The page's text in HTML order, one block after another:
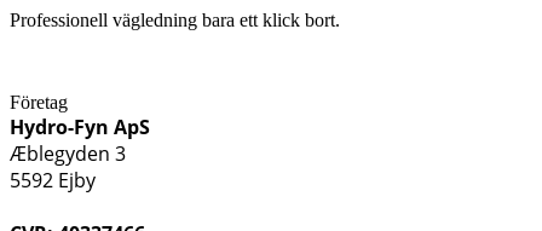
Professionell vägledning bara ett klick bort.
Företag
Hydro-Fyn ApS
Æblegyden 3
5592 Ejby